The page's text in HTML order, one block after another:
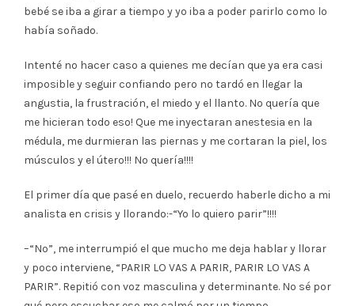
bebé se iba a girar a tiempo y yo iba a poder parirlo como lo
había soñado.
Intenté no hacer caso a quienes me decían que ya era casi
imposible y seguir confiando pero no tardó en llegar la
angustia, la frustración, el miedo y el llanto. No quería que
me hicieran todo eso! Que me inyectaran anestesia en la
médula, me durmieran las piernas y me cortaran la piel, los
músculos y el útero!!! No quería!!!!
El primer día que pasé en duelo, recuerdo haberle dicho a mi
analista en crisis y llorando:-“Yo lo quiero parir”!!!!
–“No”, me interrumpió el que mucho me deja hablar y llorar
y poco interviene, “PARIR LO VAS A PARIR, PARIR LO VAS A
PARIR”. Repitió con voz masculina y determinante. No sé por